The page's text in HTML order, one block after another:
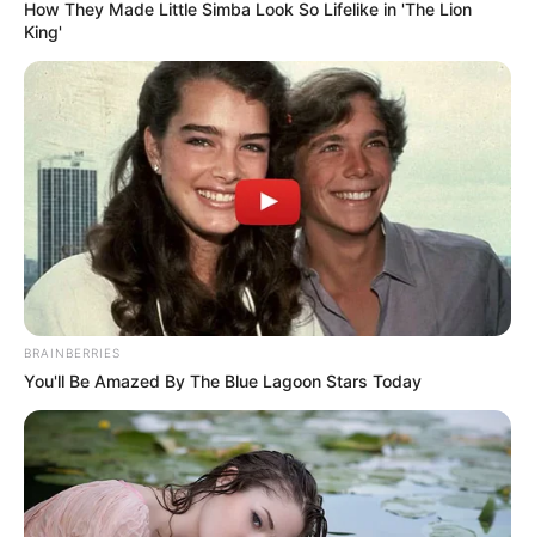
estellen.
Veranstaltung in Grafenau eintragen
Die schönsten Ausflugsziele und
Sehenswürdigkeiten in Bayern:
How They Made Little Simba Look So Lifelike in 'The Lion
King'
BRAINBERRIES
You'll Be Amazed By The Blue Lagoon Stars Today